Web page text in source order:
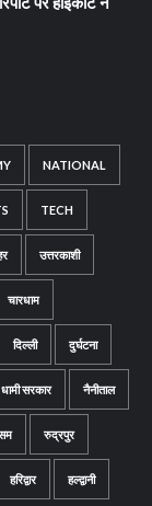
NATIONAL
TECH
उत्तरकाशी
चारधाम
दिल्ली दुर्घटना
धामी सरकार नैनीताल
रुद्रपुर
हरिद्वार हल्द्वानी